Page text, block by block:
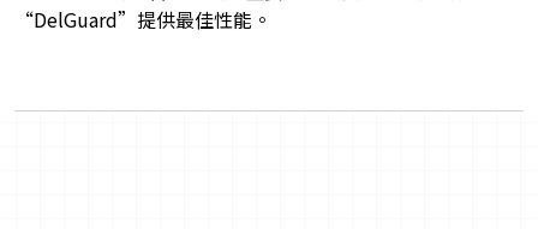
“DelGuard”提供最佳性能。